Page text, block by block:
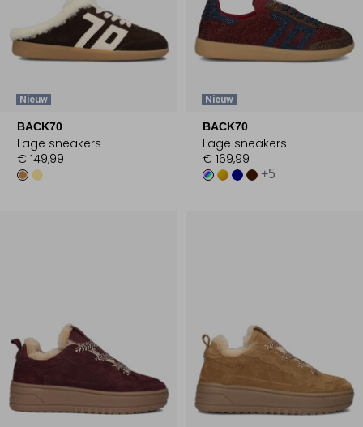
Nieuw
BACK70
Lage sneakers
€ 149,99
Nieuw
BACK70
Lage sneakers
€ 169,99
+5